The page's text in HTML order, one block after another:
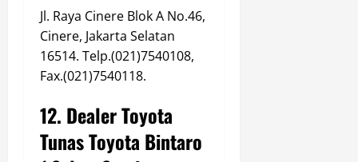
Jl. Raya Cinere Blok A No.46,
Cinere, Jakarta Selatan
16514. Telp.(021)7540108,
Fax.(021)7540118.
12. Dealer Toyota
Tunas Toyota Bintaro